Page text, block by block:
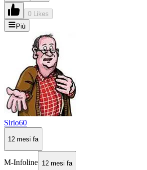
0 Likes
Più
Sirio60
12 mesi fa
M-Infoline 12 mesi fa